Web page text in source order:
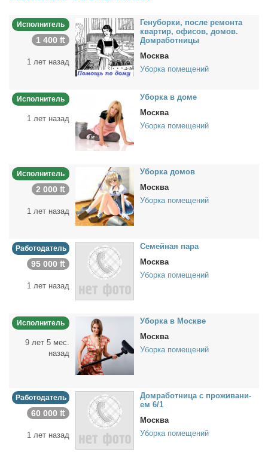
Исполнитель
1 400 ₶
1 лет назад
Ге­ну­бор­ки, по­сле ре­мон­та
квар­тир, офи­сов, до­мов.
Дом­ра­бот­ни­цы
Москва
Уборка помещений
Исполнитель
1 лет назад
Убор­ка в до­ме
Москва
Уборка помещений
Исполнитель
2 000 ₶
1 лет назад
Убор­ка до­мов
Москва
Уборка помещений
Работодатель
95 000 ₶
1 лет назад
Се­мей­ная па­ра
Москва
Уборка помещений
Исполнитель
9 лет 5 мес.
назад
Убор­ка в Москве
Москва
Уборка помещений
Работодатель
60 000 ₶
1 лет назад
Дом­ра­бот­ни­ца с про­жи­ва­ни­
ем 6/1
Москва
Уборка помещений